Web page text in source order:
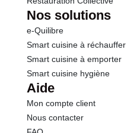
Nos solutions
e-Quilibre
Smart cuisine à réchauffer
Smart cuisine à emporter
Smart cuisine hygiène
Aide
Mon compte client
Nous contacter